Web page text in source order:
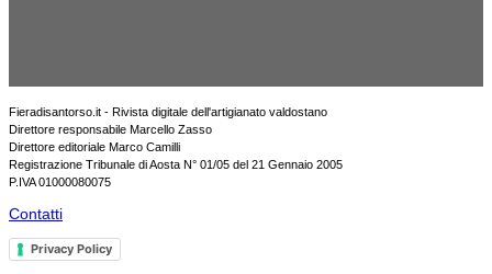
Fieradisantorso.it - Rivista digitale dell'artigianato valdostano
Direttore responsabile Marcello Zasso
Direttore editoriale Marco Camilli
Registrazione Tribunale di Aosta N° 01/05 del 21 Gennaio 2005
P.IVA 01000080075
Contatti
Privacy Policy